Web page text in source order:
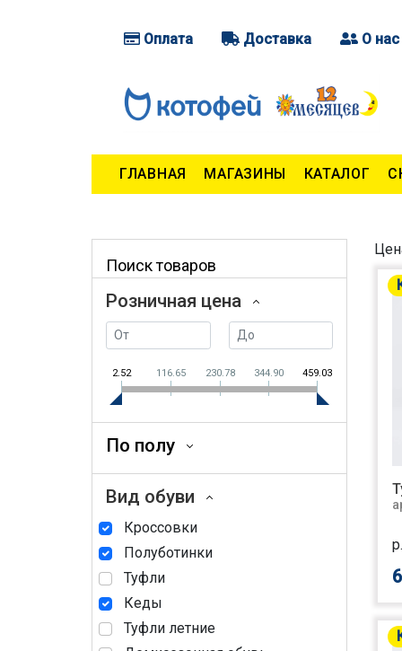
Оплата Доставка О нас
ГЛАВНАЯ МАГАЗИНЫ КАТАЛОГ
Поиск товаров
Розничная цена
2.52 116.65 230.78 344.90 459.03
По полу
Вид обуви
Кроссовки
Полуботинки
Туфли
Кеды
Туфли летние